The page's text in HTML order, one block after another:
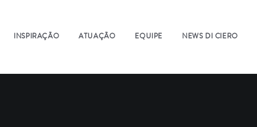
INSPIRAÇÃO ATUAÇÃO EQUIPE NEWS DI CIERO